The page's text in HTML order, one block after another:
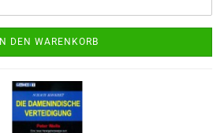
IN DEN WARENKORB